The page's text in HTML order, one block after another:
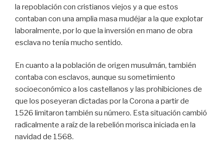
la repoblación con cristianos viejos y a que estos
contaban con una amplia masa mudéjar a la que explotar
laboralmente, por lo que la inversión en mano de obra
esclava no tenía mucho sentido.
En cuanto a la población de origen musulmán, también
contaba con esclavos, aunque su sometimiento
socioeconómico a los castellanos y las prohibiciones de
que los poseyeran dictadas por la Corona a partir de
1526 limitaron también su número. Esta situación cambió
radicalmente a raíz de la rebelión morisca iniciada en la
navidad de 1568.